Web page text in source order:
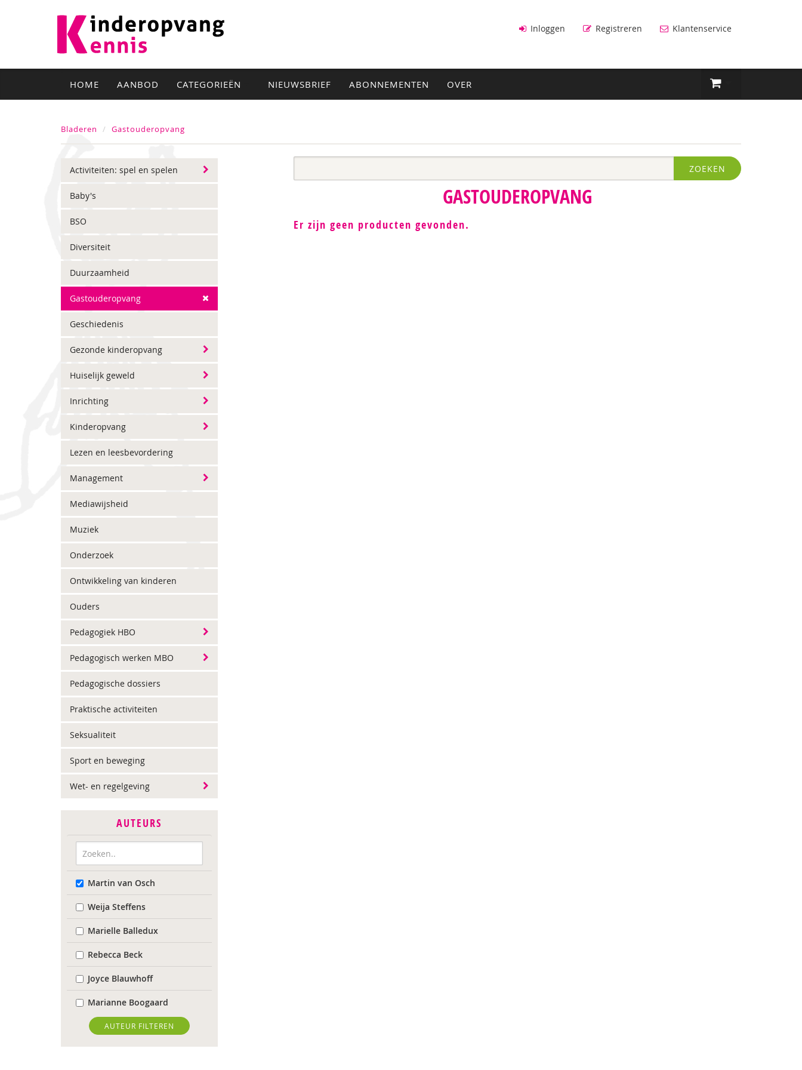
Inloggen Registreren Klantenservice
HOME AANBOD CATEGORIEËN NIEUWSBRIEF ABONNEMENTEN OVER
Bladeren Gastouderopvang
Activiteiten: spel en spelen
Baby's
BSO
Diversiteit
Duurzaamheid
Gastouderopvang
Geschiedenis
Gezonde kinderopvang
Huiselijk geweld
Inrichting
Kinderopvang
Lezen en leesbevordering
Management
Mediawijsheid
Muziek
Onderzoek
Ontwikkeling van kinderen
Ouders
Pedagogiek HBO
Pedagogisch werken MBO
Pedagogische dossiers
Praktische activiteiten
Seksualiteit
Sport en beweging
Wet- en regelgeving
AUTEURS
Martin van Osch
Weija Steffens
Marielle Balledux
Rebecca Beck
Joyce Blauwhoff
Marianne Boogaard
Rhodé van den Born
Caroline Boudry
AUTEUR FILTEREN
ZOEKEN
GASTOUDEROPVANG
Er zijn geen producten gevonden.